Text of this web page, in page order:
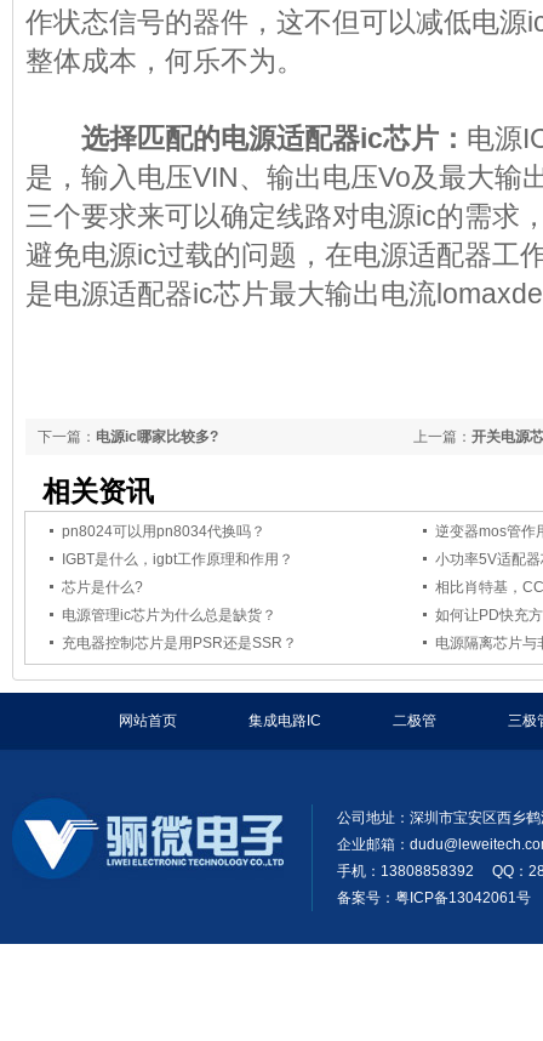
作状态信号的器件，这不但可以减低电源
整体成本，何乐不为。
选择匹配的电源适配器ic芯片： 电源
是，输入电压VIN、输出电压Vo及最大输
三个要求来可以确定线路对电源ic的需求
避免电源ic过载的问题，在电源适配器工
是电源适配器ic芯片最大输出电流
上一篇： 开关电源
下一篇： 电源ic哪家比较多?
相关资讯
pn8024可以用pn8034代换吗？
逆变器mos管作
IGBT是什么，igbt工作原理和作用？
小功率5V适配
芯片是什么?
相比肖特基，
电源管理ic芯片为什么总是缺货？
如何让PD快充
充电器控制芯片是用PSR还是SSR？
电源隔离芯片与
网站首页 集成电路IC 二极管 三极
公司地址：深圳市宝安区西乡
企业邮箱：
手机：13808858392 QQ：
备案号：粤ICP备13042061号